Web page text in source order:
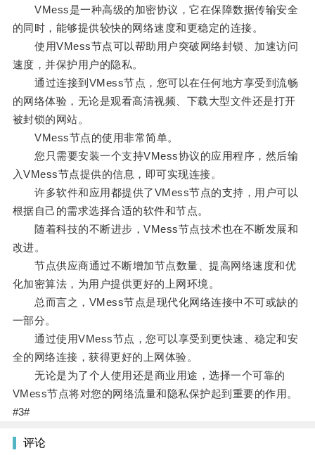
VMess是一种高级的加密协议，它在保障数据传输安全
的同时，能够提供较快的网络速度和更稳定的连接。
使用VMess节点可以帮助用户突破网络封锁、加速访问
速度，并保护用户的隐私。
通过连接到VMess节点，您可以在任何地方享受到流畅
的网络体验，无论是观看高清视频、下载大型文件还是打开
被封锁的网站。
VMess节点的使用非常简单。
您只需要安装一个支持VMess协议的应用程序，然后输
入VMess节点提供的信息，即可实现连接。
许多软件和应用都提供了VMess节点的支持，用户可以
根据自己的需求选择合适的软件和节点。
随着科技的不断进步，VMess节点技术也在不断发展和
改进。
节点供应商通过不断增加节点数量、提高网络速度和优
化加密算法，为用户提供更好的上网环境。
总而言之，VMess节点是现代化网络连接中不可或缺的
一部分。
通过使用VMess节点，您可以享受到更快速、稳定和安
全的网络连接，获得更好的上网体验。
无论是为了个人使用还是商业用途，选择一个可靠的
VMess节点将对您的网络流量和隐私保护起到重要的作用。
#3#
评论